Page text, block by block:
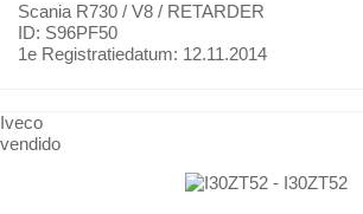
Scania R730 / V8 / RETARDER
ID: S96PF50
1e Registratiedatum: 12.11.2014
Iveco
vendido